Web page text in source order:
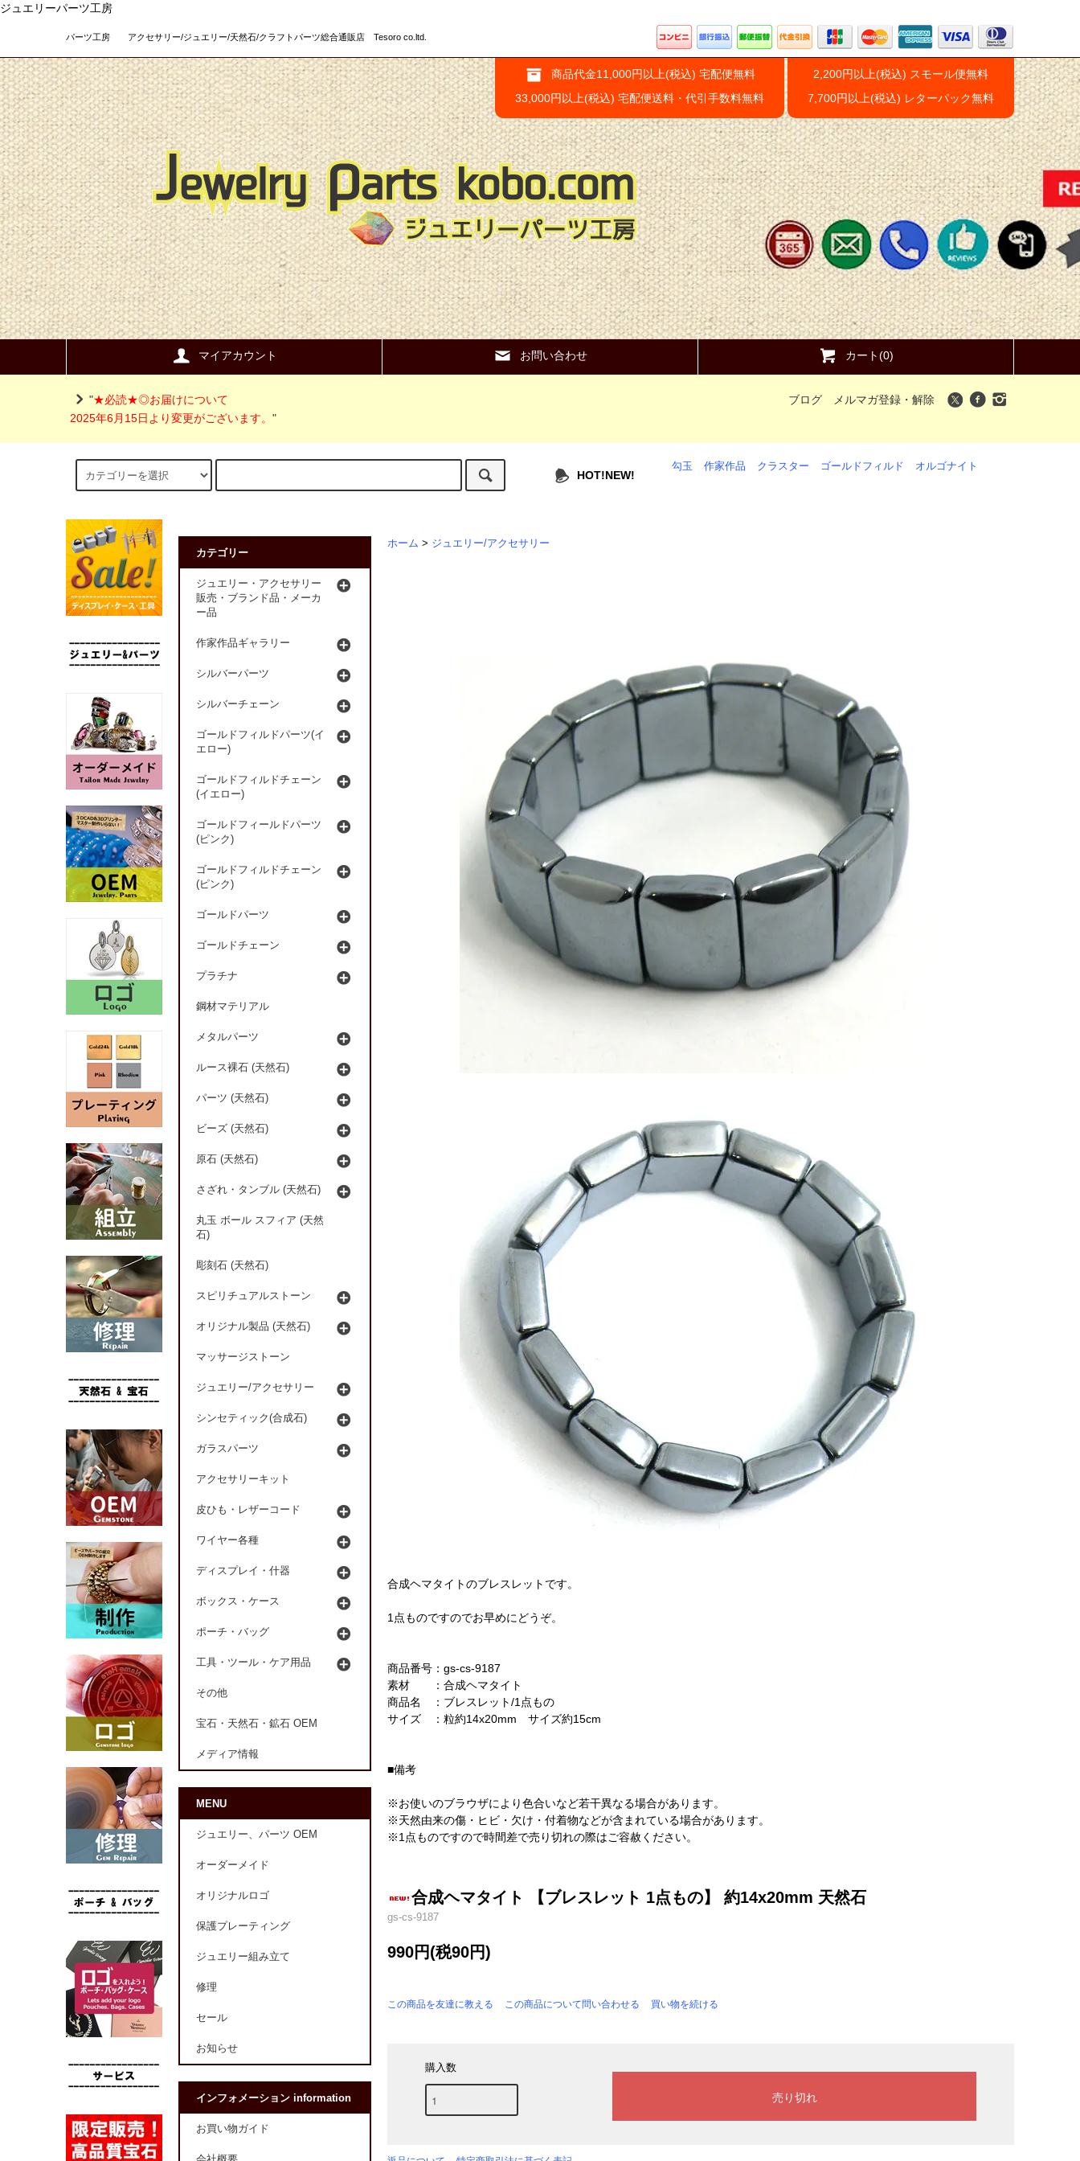
ジュエリーパーツ工房
パーツ工房 アクセサリー/ジュエリー/天然石/クラフトパーツ総合通販店 Tesoro co.ltd.
商品代金11,000円以上(税込) 宅配便無料
33,000円以上(税込) 宅配便送料・代引手数料無料
2,200円以上(税込) スモール便無料
7,700円以上(税込) レターパック無料
マイアカウント お問い合わせ カート(0)
"★必読★◎お届けについて
2025年6月15日より変更がございます。 "
ブログ メルマガ登録・解除
HOT!NEW!
勾玉 作家作品 クラスター ゴールドフィルド オルゴナイト
ホーム > ジュエリー/アクセサリー
合成ヘマタイトのブレスレットです。
1点ものですのでお早めにどうぞ。
商品番号：gs-cs-9187
素材 ：合成ヘマタイト
商品名 ：ブレスレット/1点もの
サイズ ：粒約14x20mm サイズ約15cm
■備考
※お使いのブラウザにより色合いなど若干異なる場合があります。
※天然由来の傷・ヒビ・欠け・付着物などが含まれている場合があります。
※1点ものですので時間差で売り切れの際はご容赦ください。
合成ヘマタイト 【ブレスレット 1点もの】 約14x20mm 天然石
gs-cs-9187
990円(税90円)
この商品を友達に教える この商品について問い合わせる 買い物を続ける
購入数
カテゴリー
ジュエリー・アクセサリー
販売・ブランド品・メーカ
ー品
作家作品ギャラリー
シルバーパーツ
シルバーチェーン
ゴールドフィルドパーツ(イ
エロー)
ゴールドフィルドチェーン
(イエロー)
ゴールドフィールドパーツ
(ピンク)
ゴールドフィルドチェーン
(ピンク)
ゴールドパーツ
ゴールドチェーン
プラチナ
鋼材マテリアル
メタルパーツ
ルース裸石 (天然石)
パーツ (天然石)
ビーズ (天然石)
原石 (天然石)
さざれ・タンブル (天然石)
丸玉 ボール スフィア (天然
石)
彫刻石 (天然石)
スピリチュアルストーン
オリジナル製品 (天然石)
マッサージストーン
ジュエリー/アクセサリー
シンセティック(合成石)
ガラスパーツ
アクセサリーキット
皮ひも・レザーコード
ワイヤー各種
ディスプレイ・什器
ボックス・ケース
ポーチ・バッグ
工具・ツール・ケア用品
その他
宝石・天然石・鉱石 OEM
メディア情報
MENU
ジュエリー、パーツ OEM
オーダーメイド
オリジナルロゴ
保護プレーティング
ジュエリー組み立て
修理
セール
お知らせ
インフォメーション information
お買い物ガイド